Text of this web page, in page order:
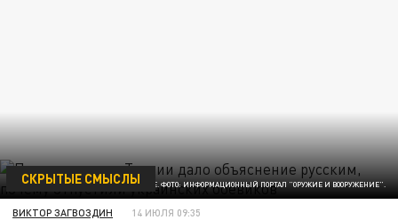
ЧТОБЫ ПОМНИЛИ ВСЕ. ФОТО: ИНФОРМАЦИОННЫЙ ПОРТАЛ "ОРУЖИЕ И ВООРУЖЕНИЕ".
СКРЫТЫЕ СМЫСЛЫ
ВИКТОР ЗАГВОЗДИН 14 ИЮЛЯ 09:35